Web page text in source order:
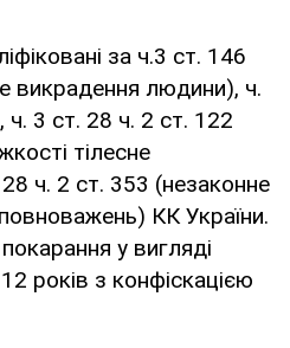
за ч.3 ст. 146
викрадення людини), ч.
3 ст. 28 ч. 2 ст. 122
тілесне
ч. 2 ст. 353 (незаконне
КК України.
у вигляді
років з конфіскацією